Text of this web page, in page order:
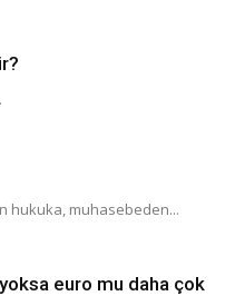
hukuka, muhasebeden...
yoksa euro mu daha çok